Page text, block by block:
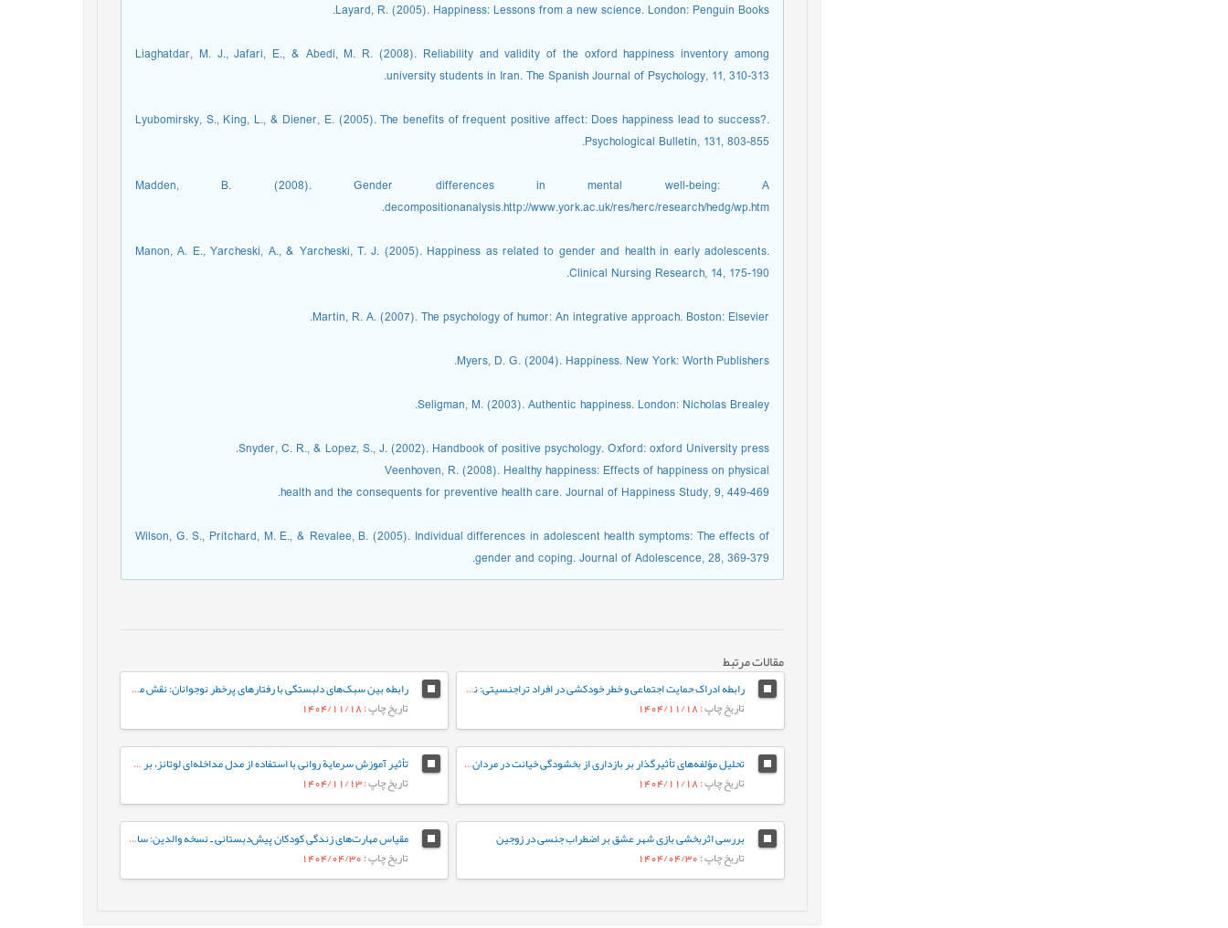
Layard, R. (2005). Happiness: Lessons from a new science. London: Penguin Books.
Liaghatdar, M. J., Jafari, E., & Abedi, M. R. (2008). Reliability and validity of the oxford happiness inventory among
university students in Iran. The Spanish Journal of Psychology, 11, 310-313.
Lyubomirsky, S., King, L., & Diener, E. (2005). The benefits of frequent positive affect: Does happiness lead to success?.
Psychological Bulletin, 131, 803-855.
Madden, B. (2008). Gender differences in mental well-being: A
decompositionanalysis.http://www.york.ac.uk/res/herc/research/hedg/wp.htm.
Manon, A. E., Yarcheski, A., & Yarcheski, T. J. (2005). Happiness as related to gender and health in early adolescents.
Clinical Nursing Research, 14, 175-190.
Martin, R. A. (2007). The psychology of humor: An integrative approach. Boston: Elsevier.
Myers, D. G. (2004). Happiness. New York: Worth Publishers.
Seligman, M. (2003). Authentic happiness. London: Nicholas Brealey.
Snyder, C. R., & Lopez, S., J. (2002). Handbook of positive psychology. Oxford: oxford University press.
Veenhoven, R. (2008). Healthy happiness: Effects of happiness on physical
health and the consequents for preventive health care. Journal of Happiness Study, 9, 449-469.
Wilson, G. S., Pritchard, M. E., & Revalee, B. (2005). Individual differences in adolescent health symptoms: The effects of
gender and coping. Journal of Adolescence, 28, 369-379.
مقالات مرتبط
رابطه ادراک حمایت اجتماعی و خطر خودکشی در افراد تراجنسیتی: نقش میانجی‌گر افسردگی
تاریخ چاپ: 1404/11/18
رابطه بین سبک‌های دلبستگی با رفتارهای پرخطر نوجوانان: نقش میانجی تنظیم شناختی هیجان در نوجوانان
تاریخ چاپ: 1404/11/18
تحلیل مؤلفه‌های تأثیرگذار بر بازداری از بخشودگی خیانت در مردان و زنان آسیب‌دیده
تاریخ چاپ: 1404/11/18
تأثیر آموزش سرمایة روانی با استفاده از مدل مداخله‌ای لوتانز، بر سرمایة روانی کارشناسان شاغل در یک شرکت صنعتی
تاریخ چاپ: 1404/11/13
بررسی اثربخشی بازی شهر عشق بر اضطراب جنسی در زوجین
تاریخ چاپ: 1404/04/30
مقیاس مهارت‌های زندگی کودکان پیش‌دبستانی ـ نسخه والدین: ساخت و ارزشیابی اولیه روان‌سنجی
تاریخ چاپ: 1404/04/30